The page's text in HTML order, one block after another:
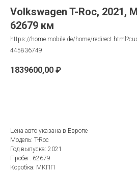
Volkswagen T-Roc, 2021,
62679 км
https://home.mobile.de/home/
445836749
1839600,00 ₽
Цена авто указана в Европе
Модель: T-Roc
Год выпуска: 2021
Пробег: 62679
Коробка: МКПП